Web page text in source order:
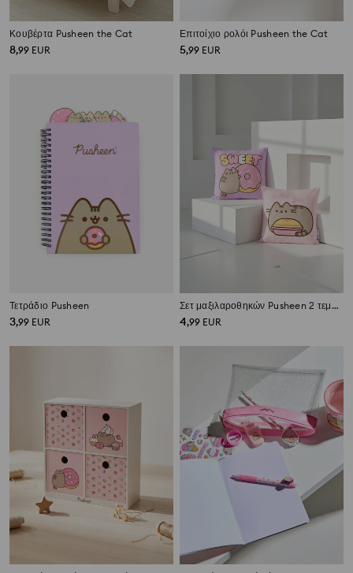
Κουβέρτα Pusheen the Cat
8,99 EUR
Επιτοίχιο ρολόι Pusheen the Cat
5,99 EUR
Τετράδιο Pusheen
3,99 EUR
Σετ μαξιλαροθηκών Pusheen 2 τεμάχια
4,99 EUR